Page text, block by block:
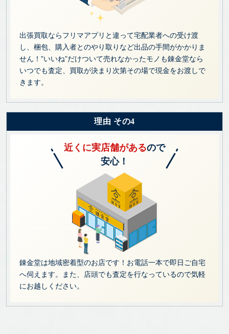
出張買取ならフリマアプリと違って宅配業者への受け渡
し、梱包、購入者とのやり取りなど出品の手間がかかりま
せん！”いいね”だけついて売れなかったモノも錬金堂なら
いつでも査定、買取が決まり次第その場で現金をお渡しで
きます。
理由 その4
近くに実店舗があるので
安心！
錬金堂は地域密着型のお店です！お電話一本で即日ご自宅
へ伺えます。また、店頭でも査定を行なっているので気軽
にお越しください。